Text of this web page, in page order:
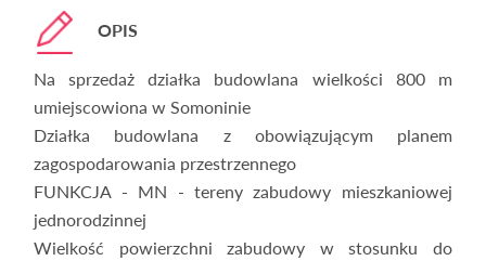
OPIS
Na sprzedaż działka budowlana wielkości 800 m
umiejscowiona w Somoninie
Działka budowlana z obowiązującym planem
zagospodarowania przestrzennego
FUNKCJA - MN - tereny zabudowy mieszkaniowej
jednorodzinnej
Wielkość powierzchni zabudowy w stosunku do